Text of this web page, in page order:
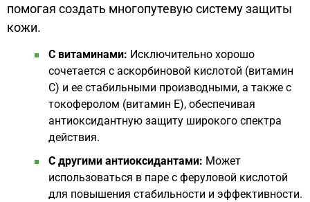
помогая создать многопутевую систему защиты
кожи.
С витаминами: Исключительно хорошо
сочетается с аскорбиновой кислотой (витамин
С) и ее стабильными производными, а также с
токоферолом (витамин Е), обеспечивая
антиоксидантную защиту широкого спектра
действия.
С другими антиоксидантами: Может
использоваться в паре с феруловой кислотой
для повышения стабильности и эффективности.